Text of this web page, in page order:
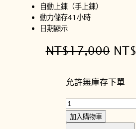
自動上鍊（手上鍊）
動力儲存41小時
日期顯示
NT$17,000 原
價
格
：
NT$
允許無庫存下單
S
加入購物車